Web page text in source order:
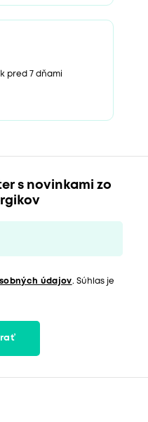
pred 7 dňami
s novinkami zo
údajov. Súhlas je